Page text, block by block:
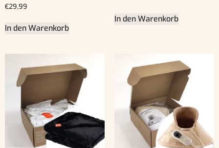
€29,99
In den Warenkorb
In den Warenkorb